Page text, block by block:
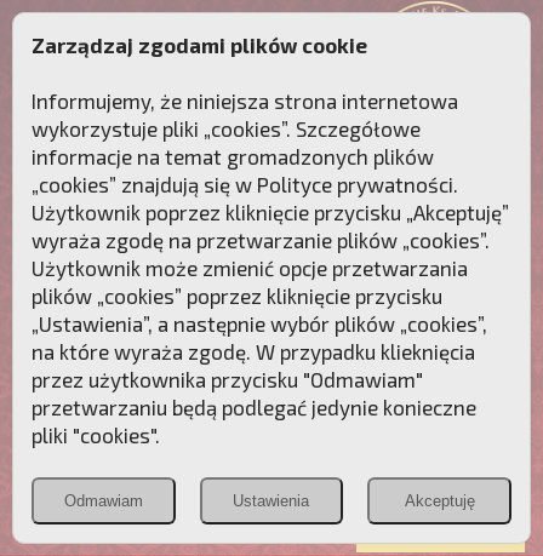
Przebudźmy sumienia Polaków!
Polonia
Christiana
PCh24.pl
Przymierze
POZNAJ APOSTOLAT FATIMY WESPRZYJ
NAS
Zarządzaj zgodami plików cookie
Informujemy, że niniejsza strona internetowa
wykorzystuje pliki „cookies”. Szczegółowe
informacje na temat gromadzonych plików
„cookies” znajdują się w Polityce prywatności.
Użytkownik poprzez kliknięcie przycisku „Akceptuję”
wyraża zgodę na przetwarzanie plików „cookies”.
Użytkownik może zmienić opcje przetwarzania
plików „cookies” poprzez kliknięcie przycisku
„Ustawienia”, a następnie wybór plików „cookies”,
na które wyraża zgodę. W przypadku klieknięcia
przez użytkownika przycisku "Odmawiam"
przetwarzaniu będą podlegać jedynie konieczne
pliki "cookies".
Odmawiam Ustawienia Akceptuję